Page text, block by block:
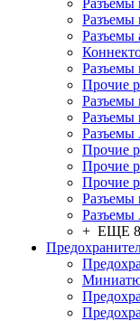
Разъeмы
Разъeмы
Разъeмы
Прочие
Разъемы
Разъемы
Разъемы
Прочие
Прочие
Прочие
Разъемы
Разъeмы
+ ЕЩЕ 8